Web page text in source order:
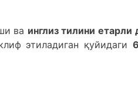
ва инглиз тилини
этиладиган қуйидаги